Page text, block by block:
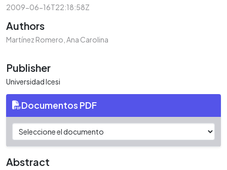
2009-06-16T22:18:58Z
Authors
Martínez Romero, Ana Carolina
Publisher
Universidad Icesi
Documentos PDF
Abstract